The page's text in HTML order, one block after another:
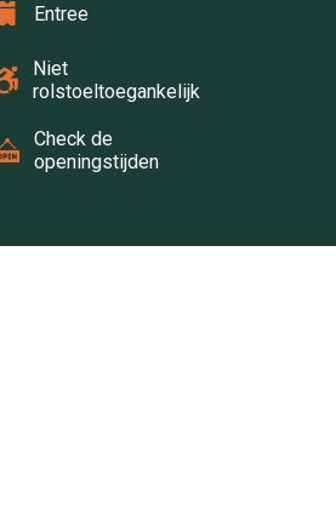
Entree
Niet
rolstoeltoegankelijk
Check de
openingstijden